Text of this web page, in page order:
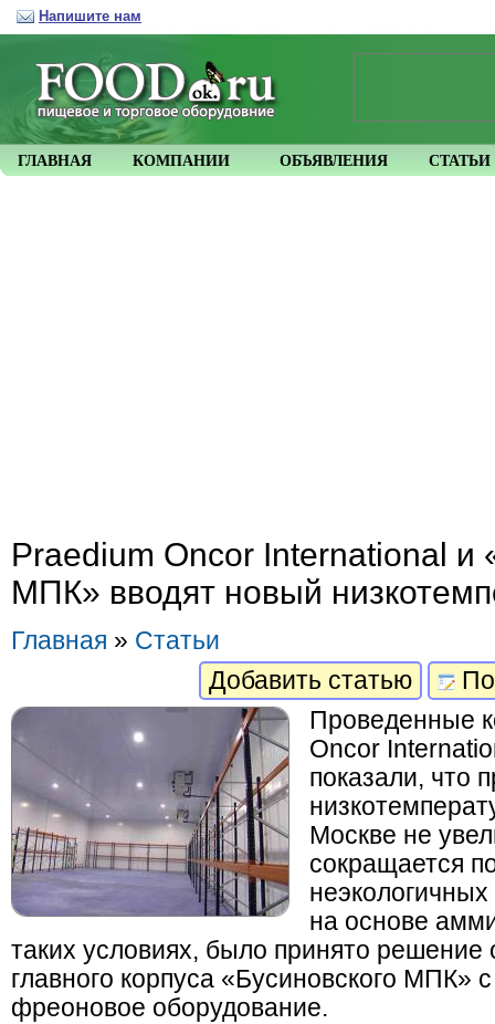
Praedium Oncor International и
МПК» вводят новый
Главная » Статьи
Добавить статью
Проведенные
Oncor
показали, что
Москве не
сокращается
на основе
таких условиях, было принято решение
главного корпуса «Бусиновского МПК»
фреоновое оборудование.
ГЛАВНАЯ КОМПАНИИ ОБЪЯВЛЕНИЯ СТАТЬИ
Напишите нам